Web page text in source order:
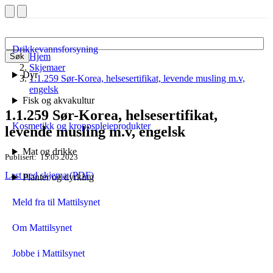
Søk
Drikkevannsforsyning
Dyr
Fisk og akvakultur
Kosmetikk og kroppspleieprodukter
Mat og drikke
Planter og dyrking
Meld fra til Mattilsynet
Om Mattilsynet
Jobbe i Mattilsynet
Hjem
Skjemaer
1.1.259 Sør-Korea, helsesertifikat, levende musling m.v,
engelsk
1.1.259 Sør-Korea, helsesertifikat,
levende musling m.v, engelsk
Publisert 15.05.2023
Last ned skjema (PDF)